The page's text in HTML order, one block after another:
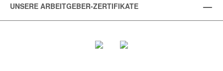
UNSERE ARBEITGEBER-ZERTIFIKATE